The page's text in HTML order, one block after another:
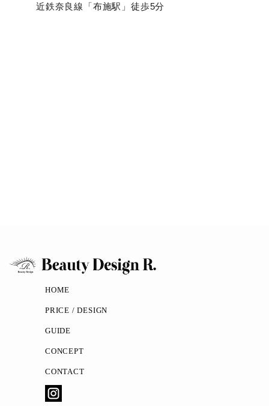
近鉄奈良線「布施駅」徒歩5分
HOME
PRICE / DESIGN
GUIDE
CONCEPT
CONTACT